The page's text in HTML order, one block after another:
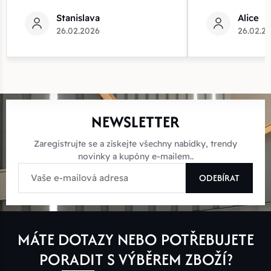
Stanislava
26.02.2026
Alice
NEWSLETTER
Zaregistrujte se a získejte všechny nabídky, trendy
novinky a kupóny e-mailem..
ODEBÍRAT
MÁTE DOTAZY NEBO POTŘEBUJETE
PORADIT S VÝBĚREM ZBOŽÍ?